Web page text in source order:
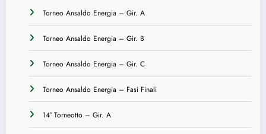
Torneo Ansaldo Energia – Gir. A
Torneo Ansaldo Energia – Gir. B
Torneo Ansaldo Energia – Gir. C
Torneo Ansaldo Energia – Fasi Finali
14° Torneotto – Gir. A